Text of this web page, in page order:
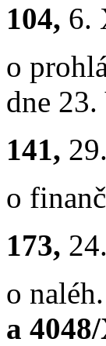
104, 6.
o
dne 23.
141,
o
173,
o
a